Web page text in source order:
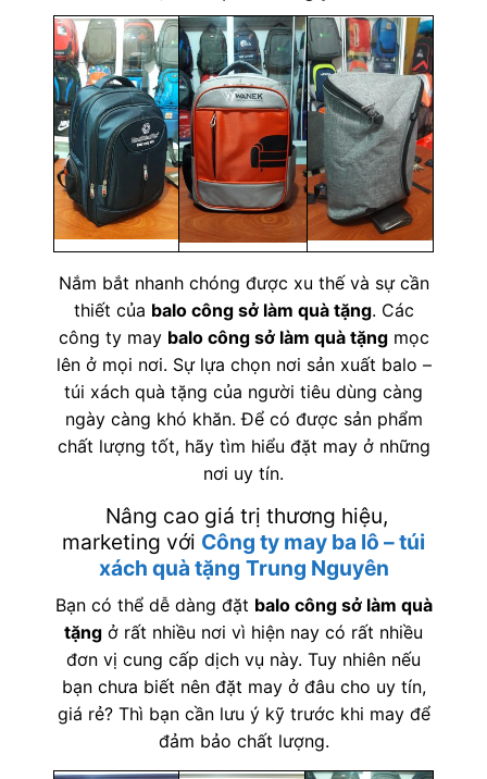
Nắm bắt nhanh chóng được xu thế và sự cần
thiết của balo công sở làm quà tặng. Các
công ty may balo công sở làm quà tặngmọc
lên ở mọi nơi. Sự lựa chọn nơi sản xuất balo –
túi xách quà tặng của người tiêu dùng càng
ngày càng khó khăn. Để có được sản phẩm
chất lượng tốt, hãy tìm hiểu đặt may ở những
nơi uy tín.
Nâng cao giá trị thương hiệu,
marketing với Công ty may ba lô – túi
xách quà tặng Trung Nguyên
Bạn có thể dễ dàng đặt balo công sở làm quà
tặng ở rất nhiều nơi vì hiện nay có rất nhiều
đơn vị cung cấp dịch vụ này. Tuy nhiên nếu
bạn chưa biết nên đặt may ở đâu cho uy tín,
giá rẻ? Thì bạn cần lưu ý kỹ trước khi may để
đảm bảo chất lượng.